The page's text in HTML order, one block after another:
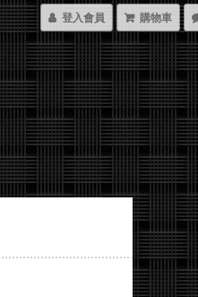
登入會員 購物車